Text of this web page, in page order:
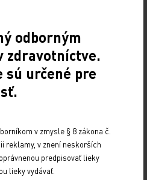
všeobecných…
lekárov a 228
zvýšilo príspevok
lekárov a pediatrov
naopak sa prehĺbil.
diabetikov bol
odborným
zdravotníctve.
určené pre
v zmysle § 8 zákona č.
reklamy, v znení neskorších
predpisovať lieky
lieky vydávať.